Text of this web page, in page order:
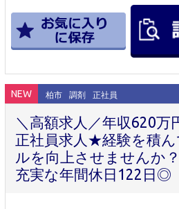
NEW 柏市 調剤 正社員
＼高額求人／年収620
正社員求人★経験を積
ルを向上させませんか
充実な年間休日122日◎